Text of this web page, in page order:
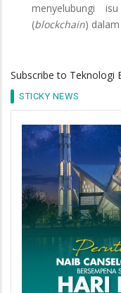
menyelubungi
(blockchain)
Subscribe to Teknologi
STICKY NEWS